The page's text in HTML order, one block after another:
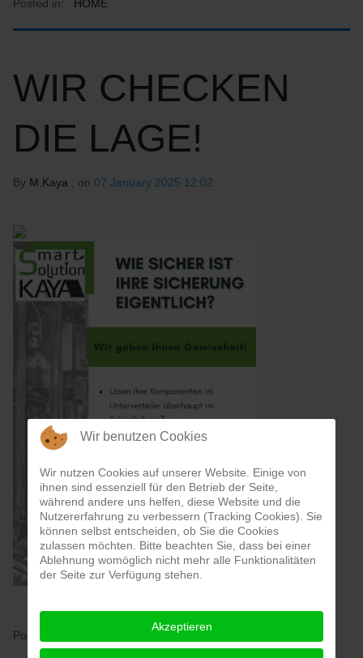
Posted in: HOME
WIR CHECKEN
DIE LAGE!
By M.Kaya , on 07 January 2025 12:02
Posted in:
Wir benutzen Cookies
Wir nutzen Cookies auf unserer Website. Einige von
ihnen sind essenziell für den Betrieb der Seite,
während andere uns helfen, diese Website und die
Nutzererfahrung zu verbessern (Tracking Cookies). Sie
können selbst entscheiden, ob Sie die Cookies
zulassen möchten. Bitte beachten Sie, dass bei einer
Ablehnung womöglich nicht mehr alle Funktionalitäten
der Seite zur Verfügung stehen.
Akzeptieren